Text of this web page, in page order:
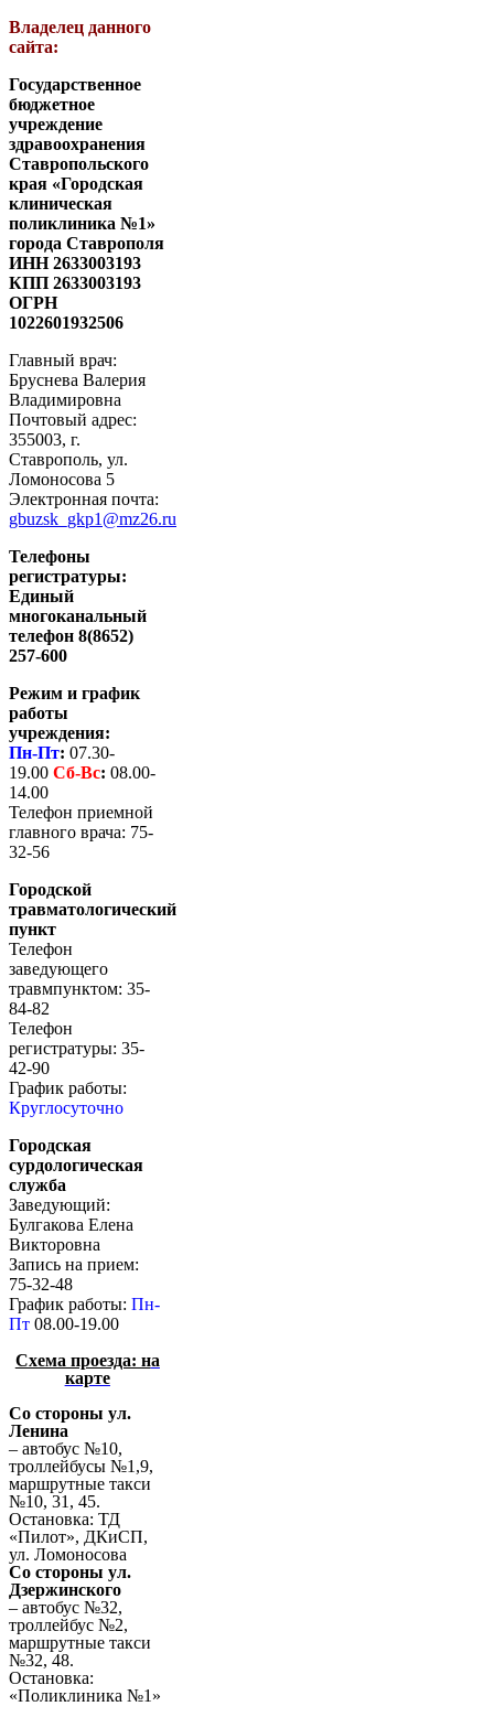
Владелец данного
сайта:
Государственное
бюджетное
учреждение
здравоохранения
Ставропольского
края «Городская
клиническая
поликлиника №1»
города Ставрополя
ИНН 2633003193
КПП 2633003193
ОГРН
1022601932506
Главный врач:
Бруснева Валерия
Владимировна
Почтовый адрес:
355003, г.
Ставрополь, ул.
Ломоносова 5
Электронная почта:
gbuzsk_gkp1@mz26.ru
Телефоны
регистратуры:
Единый
многоканальный
телефон 8(8652)
257-600
Режим и график
работы
учреждения:
Пн-Пт: 07.30-
19.00 Сб-Вс: 08.00-
14.00
Телефон приемной
главного врача: 75-
32-56
Городской
травматологический
пункт
Телефон
заведующего
травмпунктом: 35-
84-82
Телефон
регистратуры: 35-
42-90
График работы:
Круглосуточно
Городская
сурдологическая
служба
Заведующий:
Булгакова Елена
Викторовна
Запись на прием:
75-32-48
График работы: Пн-
Пт 08.00-19.00
Схема проезда: на
карте
Со стороны ул.
Ленина
– автобус №10,
троллейбусы №1,9,
маршрутные такси
№10, 31, 45.
Остановка: ТД
«Пилот», ДКиСП,
ул. Ломоносова
Со стороны ул.
Дзержинского
– автобус №32,
троллейбус №2,
маршрутные такси
№32, 48.
Остановка:
«Поликлиника №1»